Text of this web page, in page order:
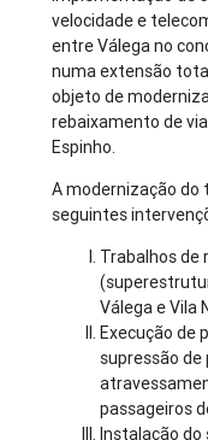
velocidade e
entre Válega no
numa extensão
objeto de
rebaixamento de
Espinho.
A modernização do
seguintes
Trabalhos de
Válega e Vila
Execução de
supressão de
passageiros
Instalação